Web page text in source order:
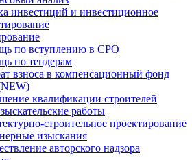
инвестиций и инвестиционное
по вступлению в СРО
по тендерам
взноса в компенсационный фонд
квалификации строителей
работы
строительное проектирование
изыскания
авторского надзора